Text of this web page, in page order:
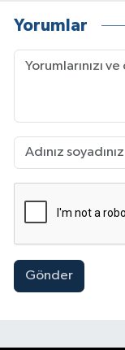
Yorumlar
Gönder